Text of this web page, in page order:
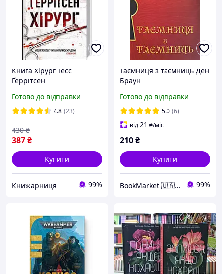
Книга Хірург Тесс
Ґеррітсен
Готово до відправки
4.8 (23)
387₴
430 ₴
Купити
Книжарниця 99%
Таємниця з таємниць Ден
Браун
Готово до відправки
5.0 (6)
від21 ₴/міс
210₴
Купити
BookMarket 🇺🇦 Україна 99%